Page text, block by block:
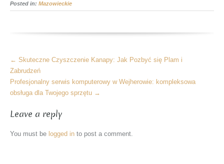
Posted in: Mazowieckie
More
Articles
← Skuteczne Czyszczenie Kanapy: Jak Pozbyć się Plam i
Zabrudzeń
Profesjonalny serwis komputerowy w Wejherowie: kompleksowa
obsługa dla Twojego sprzętu →
Leave a reply
You must be logged in to post a comment.